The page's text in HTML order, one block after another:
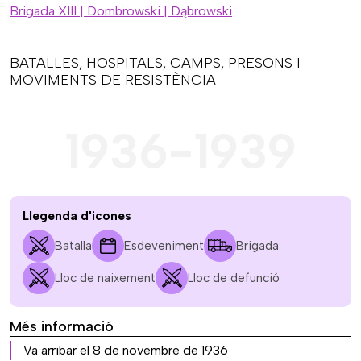
Brigada XIII | Dombrowski | Dąbrowski
BATALLES, HOSPITALS, CAMPS, PRESONS I
MOVIMENTS DE RESISTÈNCIA
Llegenda d'icones
Batalla Esdeveniment Brigada
Lloc de naixement Lloc de defunció
Més informació
Va arribar el 8 de novembre de 1936